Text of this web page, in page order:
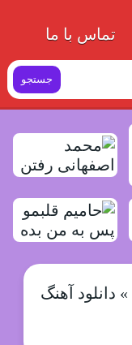
تماس با ما
جستجو
» دانلود آهنگ